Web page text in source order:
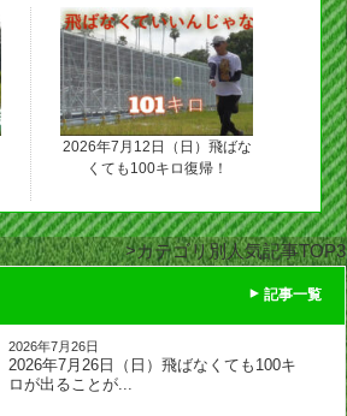
2026年7月12日（日）飛ばな
くても100キロ復帰！
カテゴリ別人気記事TOP3
記事一覧
2026年7月26日
2026年7月26日（日）飛ばなくても100キ
ロが出ることが...